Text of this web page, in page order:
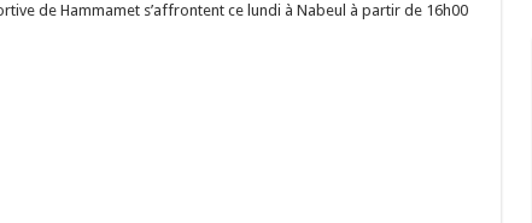
de Hammamet s’affrontent ce lundi à Nabeul à partir de 16h00